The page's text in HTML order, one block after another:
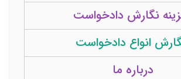
نگارش دادخواست
انواع دادخواست
درباره ما